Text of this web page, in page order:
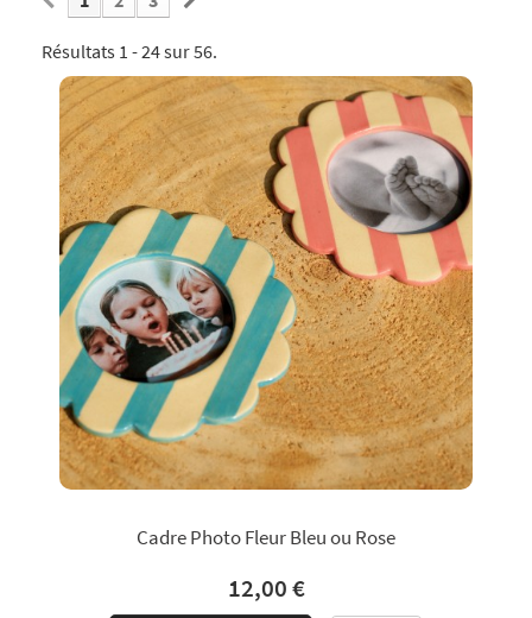
Résultats 1 - 24 sur 56.
Cadre Photo Fleur Bleu ou Rose
12,00 €